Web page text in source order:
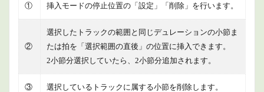
① 挿入モードの停止位置の「設定」「削除」を行います。
②
選択したトラックの範囲と同じデュレーションの小節ま
たは拍を「選択範囲の直後」の位置に挿入できます。
2小節分選択していたら、2小節分追加されます。
③ 選択しているトラックに属する小節を削除します。